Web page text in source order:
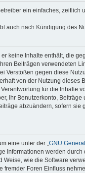
ein einfaches,
auch nach Kündigung des
keine Inhalte enthält, die
Beiträgen verwendeten
Verstößen gegen diese
von der Nutzung
für die Inhalte
Ihr Benutzerkonto,
abzuändern, sofern
eine unter der „ GNU
Informationen werden
wie die Software
fremder Foren Einfluss